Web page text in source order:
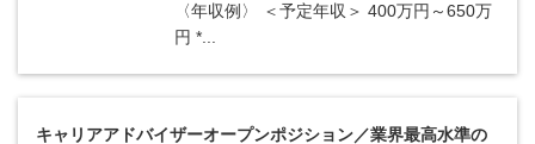
〈年収例〉 ＜予定年収＞ 400万円～650万
円 *...
キャリアアドバイザーオープンポジション／業界最高水準の